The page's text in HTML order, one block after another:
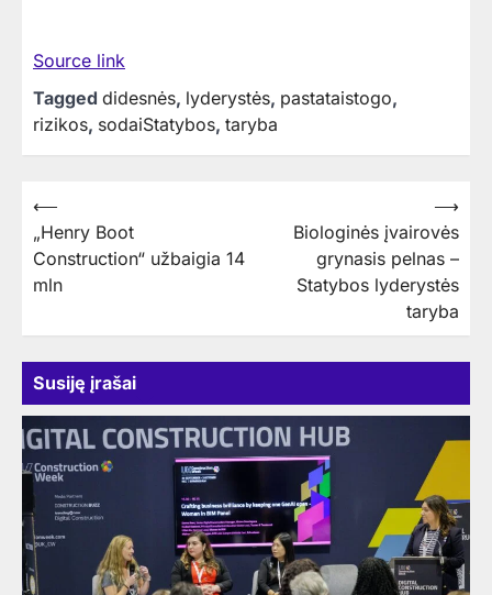
Source link
Tagged didesnės, lyderystės, pastataistogo,
rizikos, sodaiStatybos, taryba
Navigacija
tarp
įrašų
⟵
„Henry Boot
Construction“ užbaigia 14
mln
Biologinės įvairovės
grynasis pelnas –
Statybos lyderystės
taryba
⟶
Susiję įrašai